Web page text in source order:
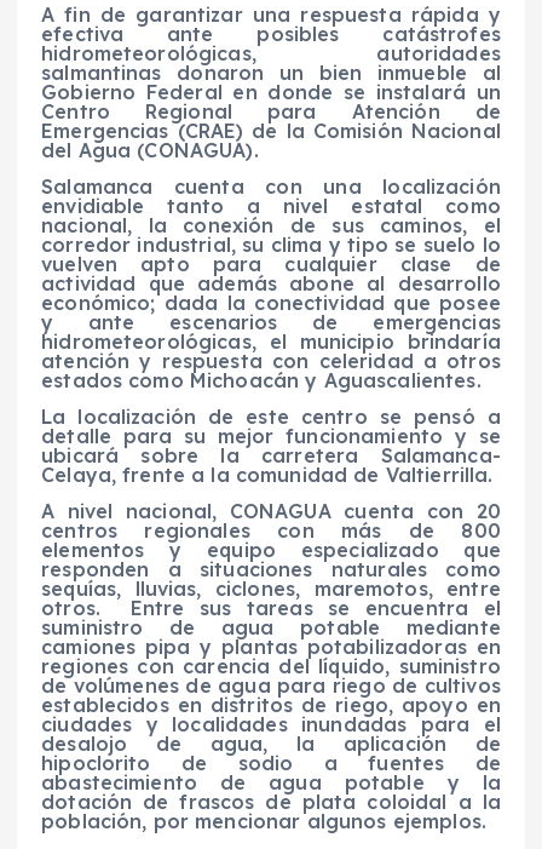
A fin de garantizar una respuesta rápida y
efectiva ante posibles catástrofes
hidrometeorológicas, autoridades
salmantinas donaron un bien inmueble al
Gobierno Federal en donde se instalará un
Centro Regional para Atención de
Emergencias (CRAE) de la Comisión Nacional
del Agua (CONAGUA).
Salamanca cuenta con una localización
envidiable tanto a nivel estatal como
nacional, la conexión de sus caminos, el
corredor industrial, su clima y tipo se suelo lo
vuelven apto para cualquier clase de
actividad que además abone al desarrollo
económico; dada la conectividad que posee
y ante escenarios de emergencias
hidrometeorológicas, el municipio brindaría
atención y respuesta con celeridad a otros
estados como Michoacán y Aguascalientes.
La localización de este centro se pensó a
detalle para su mejor funcionamiento y se
ubicará sobre la carretera Salamanca-
Celaya, frente a la comunidad de Valtierrilla.
A nivel nacional, CONAGUA cuenta con 20
centros regionales con más de 800
elementos y equipo especializado que
responden a situaciones naturales como
sequías, lluvias, ciclones, maremotos, entre
otros.
Entre sus tareas se encuentra el
suministro de agua potable mediante
camiones pipa y plantas potabilizadoras en
regiones con carencia del líquido, suministro
de volúmenes de agua para riego de cultivos
establecidos en distritos de riego, apoyo en
ciudades y localidades inundadas para el
desalojo de agua, la aplicación de
hipoclorito de sodio a fuentes de
abastecimiento de agua potable y la
dotación de frascos de plata coloidal a la
población, por mencionar algunos ejemplos.